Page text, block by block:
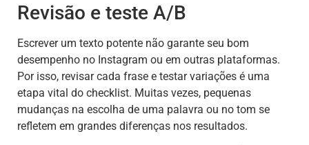
Revisão e teste A/B
Escrever um texto potente não garante seu bom
desempenho no Instagram ou em outras plataformas.
Por isso, revisar cada frase e testar variações é uma
etapa vital do checklist. Muitas vezes, pequenas
mudanças na escolha de uma palavra ou no tom se
refletem em grandes diferenças nos resultados.